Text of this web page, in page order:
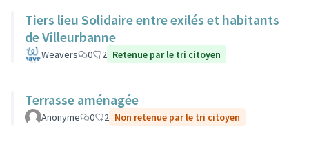
Tiers lieu Solidaire entre exilés et habitants
de Villeurbanne
Weavers 0 2 Retenue par le tri citoyen
Terrasse aménagée
Anonyme 0 2 Non retenue par le tri citoyen